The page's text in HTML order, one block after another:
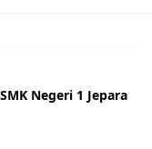
Negeri 1 Jepara